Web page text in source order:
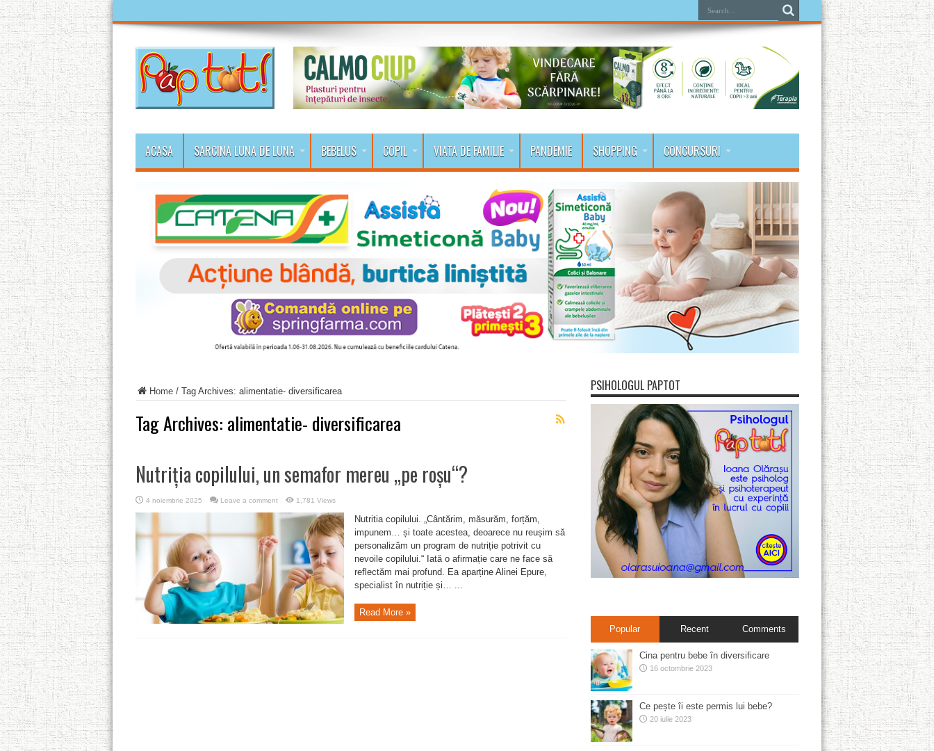
ACASA SARCINA LUNA DE LUNA BEBELUS COPIL VIATA DE FAMILIE PANDEMIE SHOPPING CONCURSURI
Home/ Tag Archives: alimentatie- diversificarea
Tag Archives: alimentatie- diversificarea
Nutriția copilului, un semafor mereu „pe roșu“?
4 noiembrie 2025 Leave a comment 1,781 Views
Nutritia copilului. „Cântărim, măsurăm, forțăm,
impunem… și toate acestea, deoarece nu reușim să
personalizăm un program de nutriție potrivit cu
nevoile copilului.“ Iată o afirmație care ne face să
reflectăm mai profund. Ea aparține Alinei Epure,
specialist în nutriție și… ...
Read More »
PSIHOLOGUL PAPTOT
Popular Recent Comments
Cina pentru bebe în diversificare
16 octombrie 2023
Ce pește îi este permis lui bebe?
20 iulie 2023